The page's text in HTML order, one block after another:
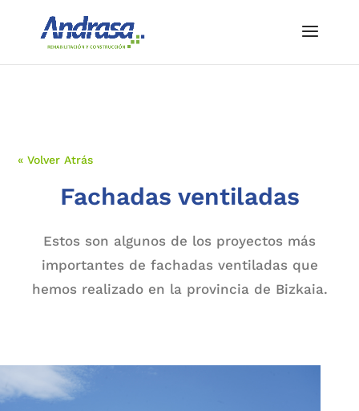
« Volver Atrás
Fachadas ventiladas
Estos son algunos de los proyectos más
importantes de fachadas ventiladas que
hemos realizado en la provincia de Bizkaia.